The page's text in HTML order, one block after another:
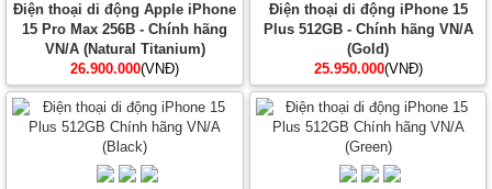
Điện thoại di động Apple iPhone
15 Pro Max 256B - Chính hãng
VN/A (Natural Titanium)
26.900.000(VNĐ)
Điện thoại di động iPhone 15
Plus 512GB - Chính hãng VN/A
(Gold)
25.950.000(VNĐ)